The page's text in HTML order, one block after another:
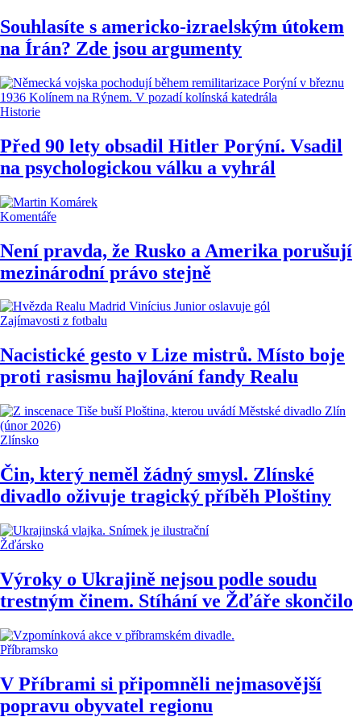
Souhlasíte s americko-izraelským útokem
na Írán? Zde jsou argumenty
Historie
Před 90 lety obsadil Hitler Porýní. Vsadil
na psychologickou válku a vyhrál
Komentáře
Není pravda, že Rusko a Amerika porušují
mezinárodní právo stejně
Zajímavosti z fotbalu
Nacistické gesto v Lize mistrů. Místo boje
proti rasismu hajlování fandy Realu
Zlínsko
Čin, který neměl žádný smysl. Zlínské
divadlo oživuje tragický příběh Ploštiny
Žďársko
Výroky o Ukrajině nejsou podle soudu
trestným činem. Stíhání ve Žďáře skončilo
Příbramsko
V Příbrami si připomněli nejmasovější
popravu obyvatel regionu